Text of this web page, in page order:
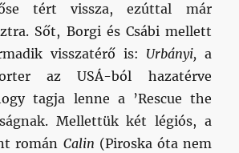
tért vissza, ezúttal már
Sőt, Borgi és Csábi mellett
visszatérő is: Urbányi, a
az USÁ-ból hazatérve
tagja lenne a ’Rescue the
Mellettük két légiós, a
román Calin (Piroska óta nem